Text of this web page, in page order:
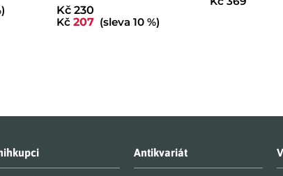
Kč 230
Kč207 (sleva 10 %)
Antikvariát